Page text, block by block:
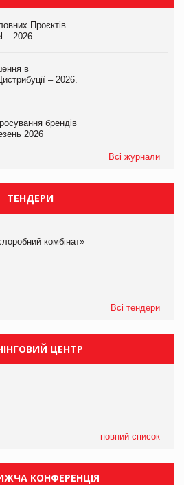
Проєктів
– 2026
в
– 2026.
брендів
2026
Всі журнали
ТЕНДЕРИ
комбінат»
Всі тендери
ЦЕНТР
повний список
КОНФЕРЕНЦІЯ